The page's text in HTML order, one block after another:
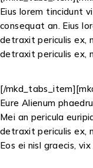
Eius lorem tincidunt
consequat an. Eius
detraxit periculis ex,
detraxit periculis ex,
[/
Eure Alienum
Mei an pericula
detraxit periculis ex,
Eos ei nisl graecis,